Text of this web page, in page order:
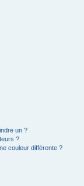
un ?
?
couleur différente ?